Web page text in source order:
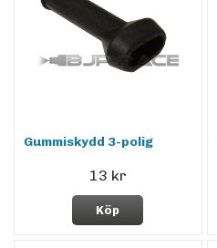
Gummiskydd 3-polig
13 kr
Köp